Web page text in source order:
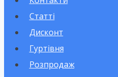
Статті
Дисконт
Гуртівня
Розпродаж